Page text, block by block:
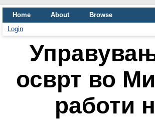
Home About
Browse
Login
осврт во
работи